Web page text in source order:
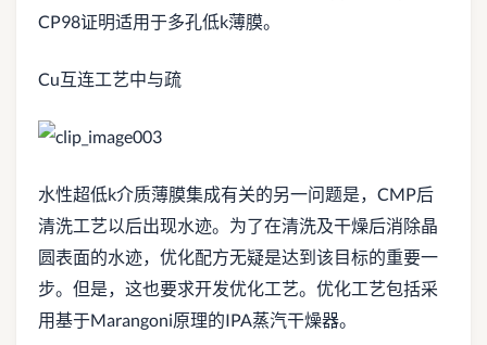
CP98证明适用于多孔低k薄膜。
Cu互连工艺中与疏
水性超低k介质薄膜集成有关的另一问题是，CMP后
清洗工艺以后出现水迹。为了在清洗及干燥后消除晶
圆表面的水迹，优化配方无疑是达到该目标的重要一
步。但是，这也要求开发优化工艺。优化工艺包括采
用基于Marangoni原理的IPA蒸汽干燥器。